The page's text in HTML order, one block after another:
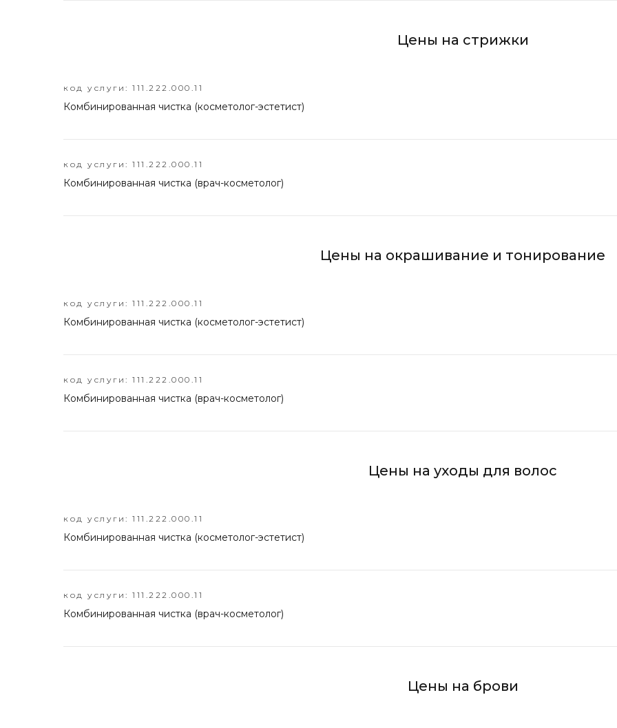
Цены на стрижки
код услуги: 111.222.000.11
Комбинированная чистка (косметолог-эстетист)
код услуги: 111.222.000.11
Комбинированная чистка (врач-косметолог)
Цены на окрашивание и тонирование
код услуги: 111.222.000.11
Комбинированная чистка (косметолог-эстетист)
код услуги: 111.222.000.11
Комбинированная чистка (врач-косметолог)
Цены на уходы для волос
код услуги: 111.222.000.11
Комбинированная чистка (косметолог-эстетист)
код услуги: 111.222.000.11
Комбинированная чистка (врач-косметолог)
Цены на брови